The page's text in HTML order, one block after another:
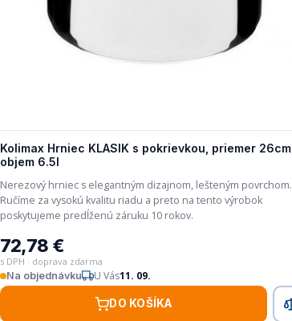
Kolimax Hrniec KLASIK s pokrievkou, priemer 26cm,
objem 6.5l
Nerezový hrniec s elegantným dizajnom, lešteným povrchom.
Ručíme za vysokú kvalitu riadu a preto na tento výrobok
poskytujeme predĺženú záruku 10 rokov.
72,78 €
s DPH · doprava zdarma
Na objednávku
U Vás11. 09.
DO KOŠÍKA